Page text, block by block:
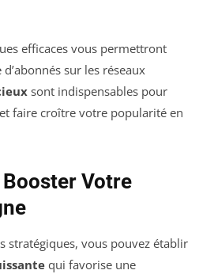
efficaces vous permettront
sur les réseaux
sont indispensables pour
faire croître votre popularité en
Votre
stratégiques, vous pouvez établir
qui favorise une